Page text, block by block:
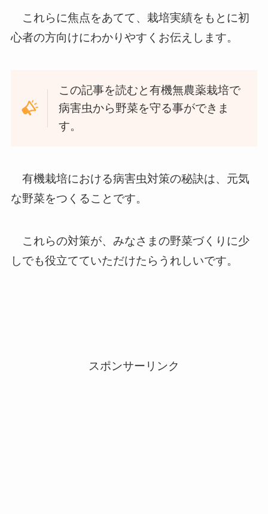
これらに焦点をあてて、 栽培実績をもとに初
心者の方向けにわかりやすくお伝えします。
この記事を読むと有機無農薬栽培で
病害虫から野菜を守る事ができま
す。
有機栽培における病害虫対策の秘訣は、元気
な野菜をつくることです。
これらの対策が、みなさまの野菜づくりに少
しでも役立てていただけたらうれしいです。
スポンサーリンク